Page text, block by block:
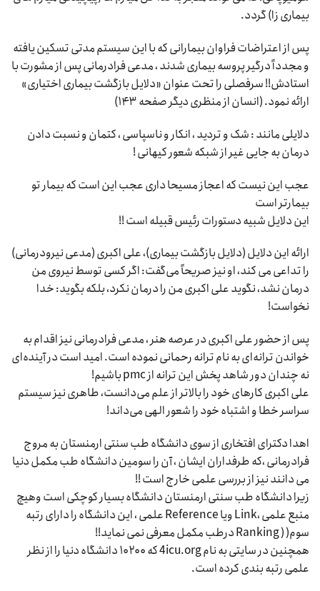
بیماری زا) گردد.
پس از اعتراضات فراوان بیمارانی که با این سیستم مدتی تسکین یافته
و مجدداً درگیر پروسه بیماری شدند ، مدعی فرادرمانی پس از مشورت با
استادش!! سرفصلی را تحت عنوان «دلایل بازگشت بیماری اختیاری»
ارائه نمود. (انسان از منظری دیگر صفحه ۱۴۳)
دلایلی مانند : شک و تردید ، انکار و ناسپاسی ، کتمان و نسبت دادن
درمان به جایی غیر از شبکه شعور کیهانی !
عجب این نیست که اعجاز مسیحا داری عجب این است که بیمار تو
بیمارتر است
این دلایل شبیه دستورات رئیس قبیله است !!
ارائه این دلایل (دلایل بازگشت بیماری)، علی اکبری (مدعی نیرودرمانی)
را تداعی می کند، او نیز صریحاً می‌گفت: اگر کسی توسط نیروی من
درمان نشد، نگوید علی اکبری من را درمان نکرد، بلکه بگوید: خدا
نخواست!
پس از حضور علی اکبری در عرصه هنر ، مدعی فرادرمانی نیز اقدام به
خواندن ترانه‌ای به نام ترانه رحمانی نموده است. امید است در آینده‌ای
نه چندان دور شاهد پخش این ترانه از pmc باشیم!
علی اکبری کارهای خود را بالاتر از علم می‌دانست، طاهری نیز سیستم
سراسر خطا و اشتباه خود را شعور الهی می‌داند!
اهدا دکترای افتخاری از سوی دانشگاه طب سنتی ارمنستان به مروج
فرادرمانی ،که طرفداران ایشان ، آن را سومین دانشگاه طب مکمل دنیا
می دانند نیز از بررسی علمی خارج است !!
زیرا دانشگاه طب سنتی ارمنستان دانشگاه بسیار کوچکی است وهیچ
منبع علمی ،Link ویا Reference علمی ، این دانشگاه را دارای رتبه
سوم( ( Ranking درطب مکمل معرفی نمی نماید!!
همچنین در سایتی به نام 4icu.org که ۱۰۲۰۰ دانشگاه دنیا را از نظر
علمی رتبه بندی کرده است.